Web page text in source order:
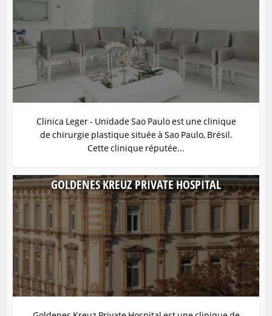
Clinica Leger - Unidade Sao Paulo est une clinique
de chirurgie plastique située à Sao Paulo, Brésil.
Cette clinique réputée...
GOLDENES KREUZ PRIVATE HOSPITAL